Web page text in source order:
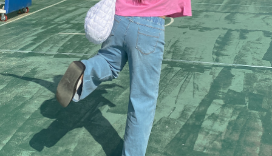
신상 5%
베스트
MADE
세트할인 ~30%
하객룩
살안타템
아우터
티셔츠
니트
블라우스
원피스
팬츠